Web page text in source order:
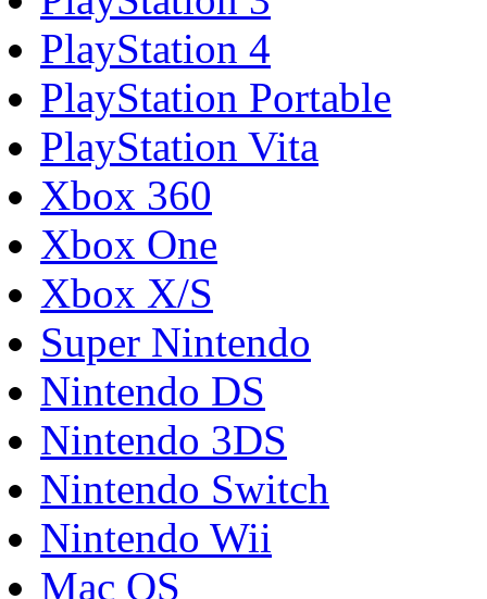
PlayStation 4
PlayStation Portable
PlayStation Vita
Xbox 360
Xbox One
Xbox X/S
Super Nintendo
Nintendo DS
Nintendo 3DS
Nintendo Switch
Nintendo Wii
Mac OS